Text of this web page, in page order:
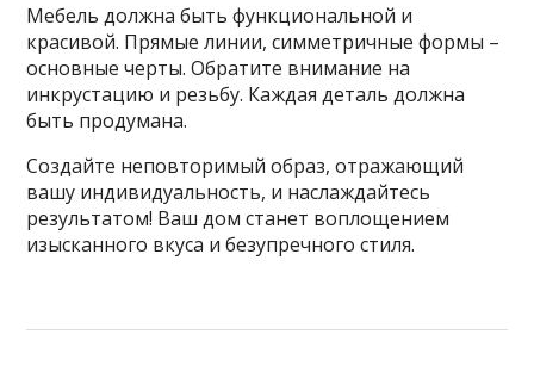
Мебель должна быть функциональной и
красивой. Прямые линии, симметричные формы –
основные черты. Обратите внимание на
инкрустацию и резьбу. Каждая деталь должна
быть продумана.
Создайте неповторимый образ, отражающий
вашу индивидуальность, и наслаждайтесь
результатом! Ваш дом станет воплощением
изысканного вкуса и безупречного стиля.